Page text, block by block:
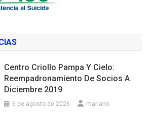
Centro Criollo Pampa Y Cielo:
Reempadronamiento De Socios A
Diciembre 2019
6 de agosto de 2026 mariano